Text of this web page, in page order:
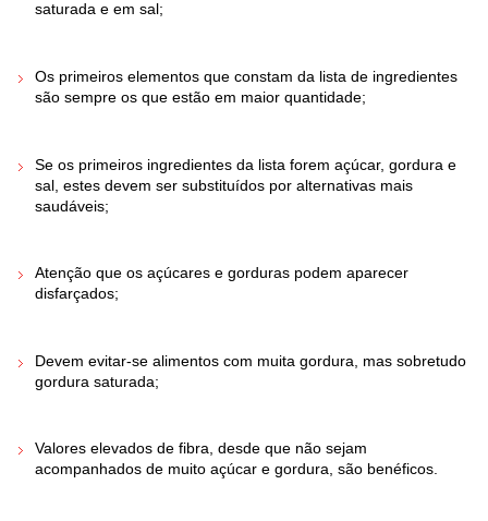
saturada e em sal;
Os primeiros elementos que constam da lista de ingredientes
são sempre os que estão em maior quantidade;
Se os primeiros ingredientes da lista forem açúcar, gordura e
sal, estes devem ser substituídos por alternativas mais
saudáveis;
Atenção que os açúcares e gorduras podem aparecer
disfarçados;
Devem evitar-se alimentos com muita gordura, mas sobretudo
gordura saturada;
Valores elevados de fibra, desde que não sejam
acompanhados de muito açúcar e gordura, são benéficos.